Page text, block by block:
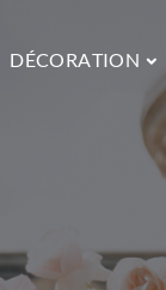
DÉCORATION